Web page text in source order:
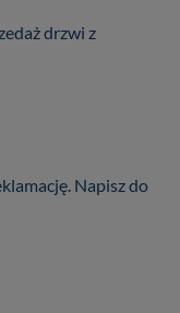
drzwi z
Napisz do